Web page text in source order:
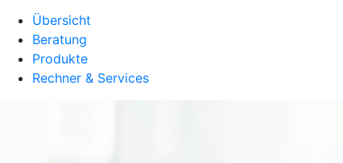
Übersicht
Beratung
Produkte
Rechner & Services